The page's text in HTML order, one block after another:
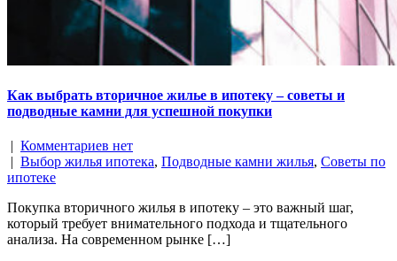
Как выбрать вторичное жилье в ипотеку – советы и
подводные камни для успешной покупки
| Комментариев нет
| Выбор жилья ипотека, Подводные камни жилья, Советы по
ипотеке
Покупка вторичного жилья в ипотеку – это важный шаг,
который требует внимательного подхода и тщательного
анализа. На современном рынке […]